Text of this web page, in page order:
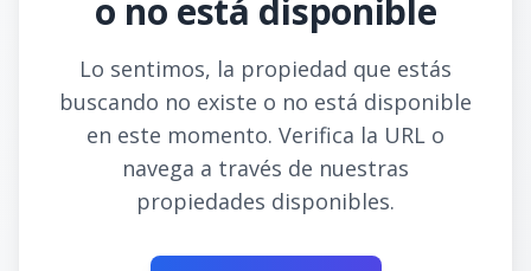
o no está disponible
Lo sentimos, la propiedad que estás
buscando no existe o no está disponible
en este momento. Verifica la URL o
navega a través de nuestras
propiedades disponibles.